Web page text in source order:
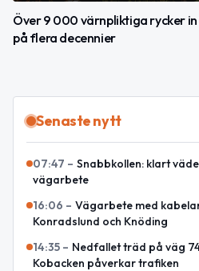
Över 9 000 värnpliktiga rycker
på flera decennier
Senaste nytt
07:47 – Snabbkollen: klart
vägarbete
16:06 – Vägarbete med
Konradslund och Knöding
14:35 – Nedfallet träd på väg
Kobacken påverkar trafiken